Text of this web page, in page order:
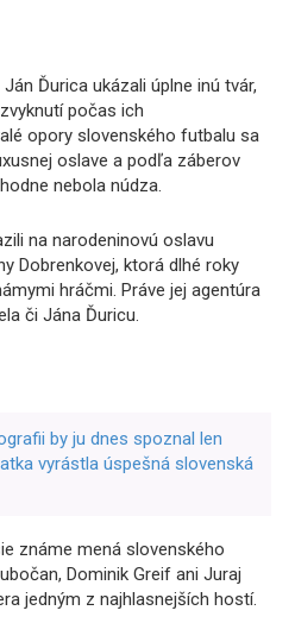
Ďurica ukázali úplne inú tvár,
počas ich
opory slovenského futbalu sa
oslave a podľa záberov
nebola núdza.
na narodeninovú oslavu
Dobrenkovej, ktorá dlhé roky
hráčmi. Práve jej agentúra
či Jána Ďuricu.
by ju dnes spoznal len
vyrástla úspešná slovenská
známe mená slovenského
Dominik Greif ani Juraj
jedným z najhlasnejších hostí.